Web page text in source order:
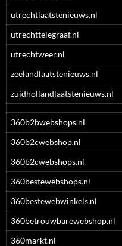
utrechtlaatstenieuws.nl
utrechttelegraaf.nl
utrechtweer.nl
zeelandlaatstenieuws.nl
zuidhollandlaatstenieuws.nl
360b2bwebshops.nl
360b2cwebshop.nl
360b2cwebshops.nl
360bestewebshops.nl
360bestewebwinkels.nl
360betrouwbarewebshop.nl
360markt.nl